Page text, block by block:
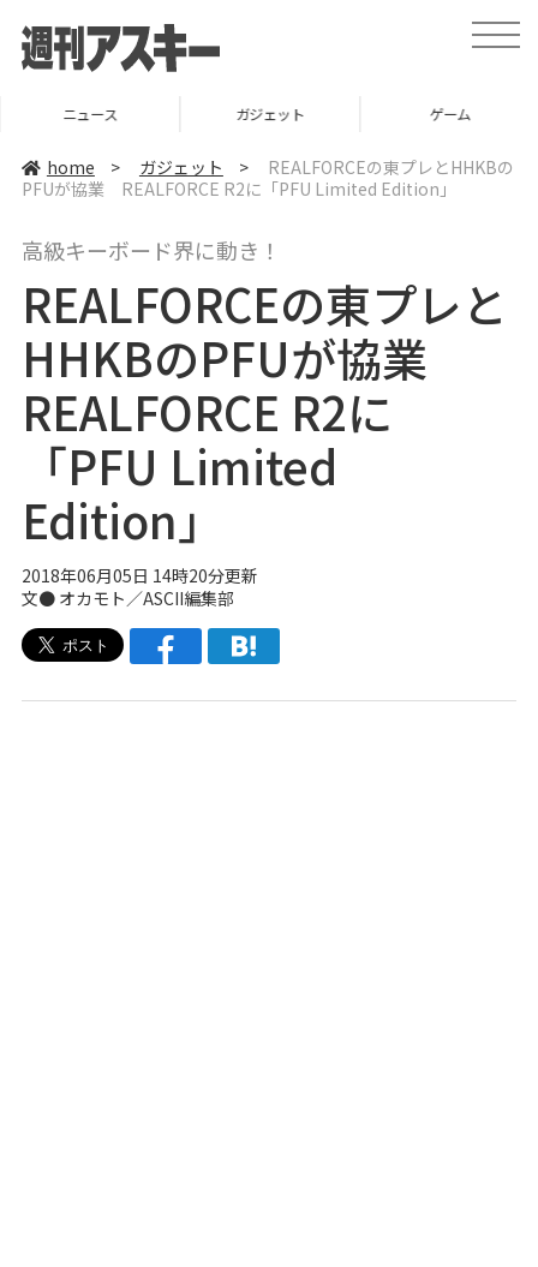
t
o
v
n
ニュース ガジェット ゲーム
home > ガジェット >
REALFORCEの東プレとHHKBの
PFUが協業 REALFORCE R2に「PFU Limited Edition」
高級キーボード界に動き！
REALFORCEの東プレと
HHKBのPFUが協業
REALFORCE R2に
「PFU Limited
Edition」
2018年06月05日 14時20分更新
文● オカモト／ASCII編集部